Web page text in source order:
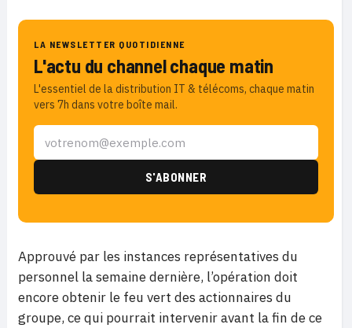
LA NEWSLETTER QUOTIDIENNE
L'actu du channel chaque matin
L'essentiel de la distribution IT & télécoms, chaque matin
vers 7h dans votre boîte mail.
Approuvé par les instances représentatives du
personnel la semaine dernière, l’opération doit
encore obtenir le feu vert des actionnaires du
groupe, ce qui pourrait intervenir avant la fin de ce